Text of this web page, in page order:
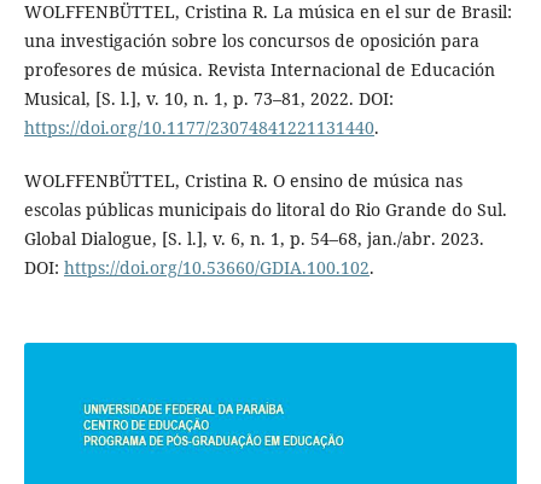
WOLFFENBÜTTEL, Cristina R. La música en el sur de Brasil:
una investigación sobre los concursos de oposición para
profesores de música. Revista Internacional de Educación
Musical, [S. l.], v. 10, n. 1, p. 73–81, 2022. DOI:
https://doi.org/10.1177/23074841221131440.
WOLFFENBÜTTEL, Cristina R. O ensino de música nas
escolas públicas municipais do litoral do Rio Grande do Sul.
Global Dialogue, [S. l.], v. 6, n. 1, p. 54–68, jan./abr. 2023.
DOI: https://doi.org/10.53660/GDIA.100.102.